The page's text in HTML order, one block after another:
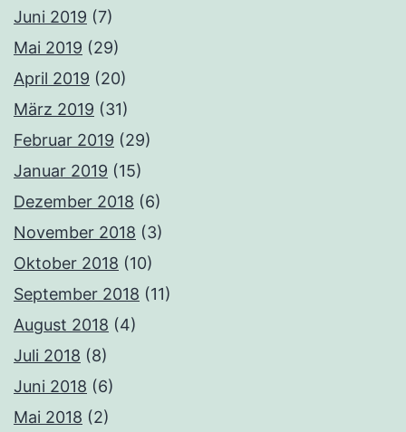
Juni 2019 (7)
Mai 2019 (29)
April 2019 (20)
März 2019 (31)
Februar 2019 (29)
Januar 2019 (15)
Dezember 2018 (6)
November 2018 (3)
Oktober 2018 (10)
September 2018 (11)
August 2018 (4)
Juli 2018 (8)
Juni 2018 (6)
Mai 2018 (2)